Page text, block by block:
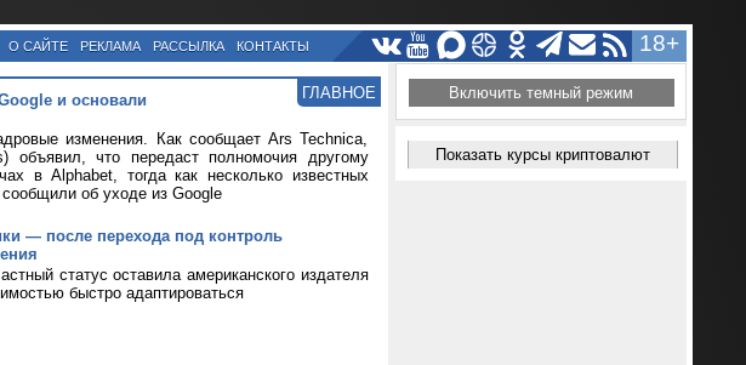
18+
О САЙТЕ РЕКЛАМА РАССЫЛКА КОНТАКТЫ
ГЛАВНОЕ
и основали
изменения. Как сообщает Ars Technica,
объявил, что передаст полномочия другому
в Alphabet, тогда как несколько известных
об уходе из Google
— после перехода под контроль
статус оставила американского издателя
быстро адаптироваться
Включить темный режим
Показать курсы криптовалют